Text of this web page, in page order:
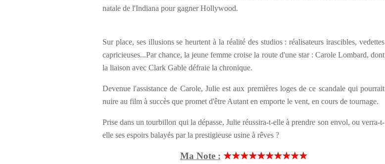
natale de l'Indiana pour gagner Hollywood.
Sur place, ses illusions se heurtent à la réalité des studios : réalisateurs irascibles, vedettes
capricieuses...Par chance, la jeune femme croise la route d'une star : Carole Lombard, dont
la liaison avec Clark Gable défraie la chronique.
Devenue l'assistance de Carole, Julie est aux premières loges de ce scandale qui pourrait
nuire au film à succès que promet d'être Autant en emporte le vent, en cours de tournage.
Prise dans un tourbillon qui la dépasse, Julie réussira-t-elle à prendre son envol, ou verra-t-
elle ses espoirs balayés par la prestigieuse usine à rêves ?
Ma Note : ★★★★★★★★★★